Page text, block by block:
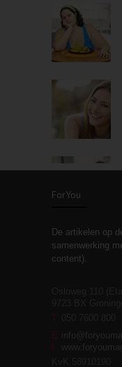
ForYou
De artikelen op
samenwerking
content).
T
E
I